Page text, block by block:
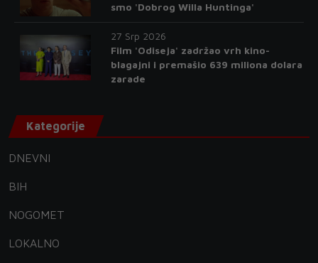
smo 'Dobrog Willa Huntinga'
27 Srp 2026
Film 'Odiseja' zadržao vrh kino-
blagajni i premašio 639 miliona dolara
zarade
Kategorije
DNEVNI
BIH
NOGOMET
LOKALNO